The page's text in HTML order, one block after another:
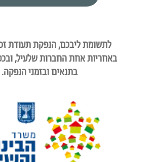
לתשומת ליבכם, הנפקת תעודת
באחריות אחת החברות שלעיל,
בתנאים ובזמני הנפקה.